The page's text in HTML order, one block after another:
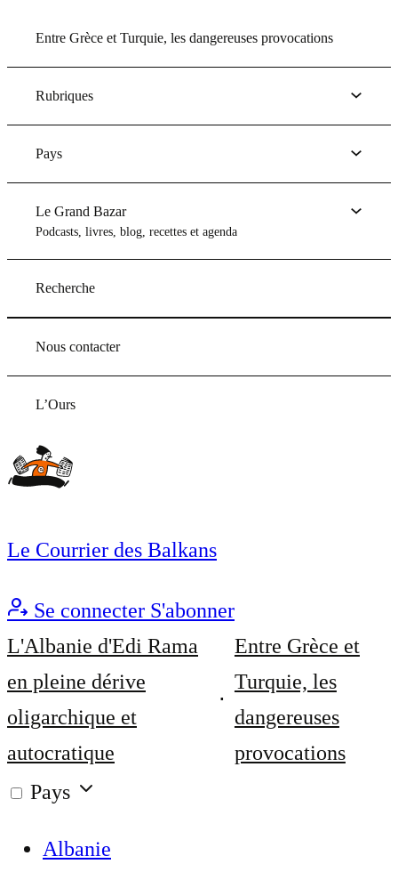
Entre Grèce et Turquie, les dangereuses provocations
Rubriques
Pays
Le Grand Bazar
Podcasts, livres, blog, recettes et agenda
Recherche
Nous contacter
L’Ours
Le Courrier des Balkans
Se connecter S'abonner
L'Albanie d'Edi Rama
en pleine dérive
oligarchique et
autocratique
Entre Grèce et
Turquie, les
dangereuses
provocations
Pays
Albanie